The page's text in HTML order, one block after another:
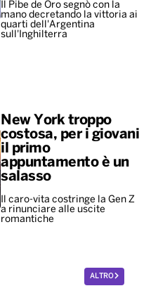
Il Pibe de Oro segnò con la
mano decretando la vittoria ai
quarti dell'Argentina
sull'Inghilterra
New York troppo
costosa, per i giovani
il primo
appuntamento è un
salasso
Il caro-vita costringe la Gen Z
a rinunciare alle uscite
romantiche
ALTRO